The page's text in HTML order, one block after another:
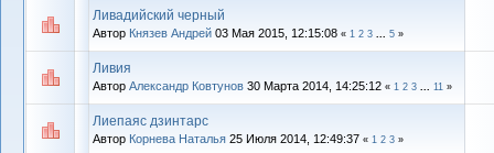
Ливадийский черный
Автор Князев Андрей 03 Мая 2015, 12:15:08 « 1 2 3 5 »
Ливия
Автор Александр Ковтунов 30 Марта 2014, 14:25:12 « 1 2 3 11 »
Лиепаяс дзинтарс
Автор Корнева Наталья 25 Июля 2014, 12:49:37 « 1 2 3 »